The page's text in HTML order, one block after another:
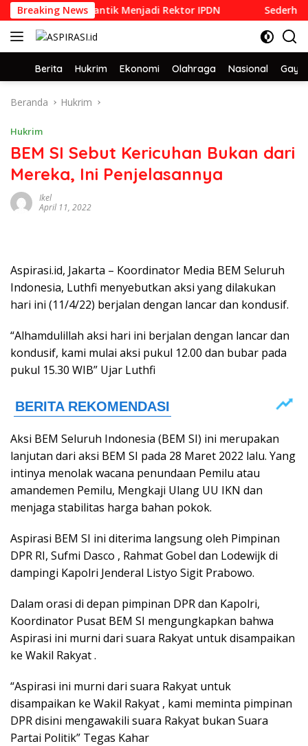
Langsung
ke
konten
Breaking News
1992 yang Dilantik Menjadi Rektor IPDN Sederhana
Home
Berita Hukrim Ekonomi Olahraga Nasional Gaya
Beranda Hukrim
Hukrim
BEM SI Sebut Kericuhan Bukan dari
Mereka, Ini Penjelasannya
Ikel
April 11, 2022
Aspirasi.id, Jakarta – Koordinator Media BEM Seluruh
Indonesia, Luthfi menyebutkan aksi yang dilakukan
hari ini (11/4/22) berjalan dengan lancar dan kondusif.
“Alhamdulillah aksi hari ini berjalan dengan lancar dan
kondusif, kami mulai aksi pukul 12.00 dan bubar pada
pukul 15.30 WIB” Ujar Luthfi
Aksi BEM Seluruh Indonesia (BEM SI) ini merupakan
lanjutan dari aksi BEM SI pada 28 Maret 2022 lalu. Yang
intinya menolak wacana penundaan Pemilu atau
amandemen Pemilu, Mengkaji Ulang UU IKN dan
menjaga stabilitas harga bahan pokok.
Aspirasi BEM SI ini diterima langsung oleh Pimpinan
DPR RI, Sufmi Dasco , Rahmat Gobel dan Lodewijk di
dampingi Kapolri Jenderal Listyo Sigit Prabowo.
Dalam orasi di depan pimpinan DPR dan Kapolri,
Koordinator Pusat BEM SI mengungkapkan bahwa
Aspirasi ini murni dari suara Rakyat untuk disampaikan
ke Wakil Rakyat .
“Aspirasi ini murni dari suara Rakyat untuk
disampaikan ke Wakil Rakyat , kami meminta pimpinan
DPR disini mengawakili suara Rakyat bukan Suara
Partai Politik” Tegas Kahar